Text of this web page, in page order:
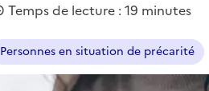
Temps de lecture : 19 minutes
Personnes en situation de précarité